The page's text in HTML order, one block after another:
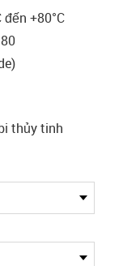
+80°C
thủy tinh